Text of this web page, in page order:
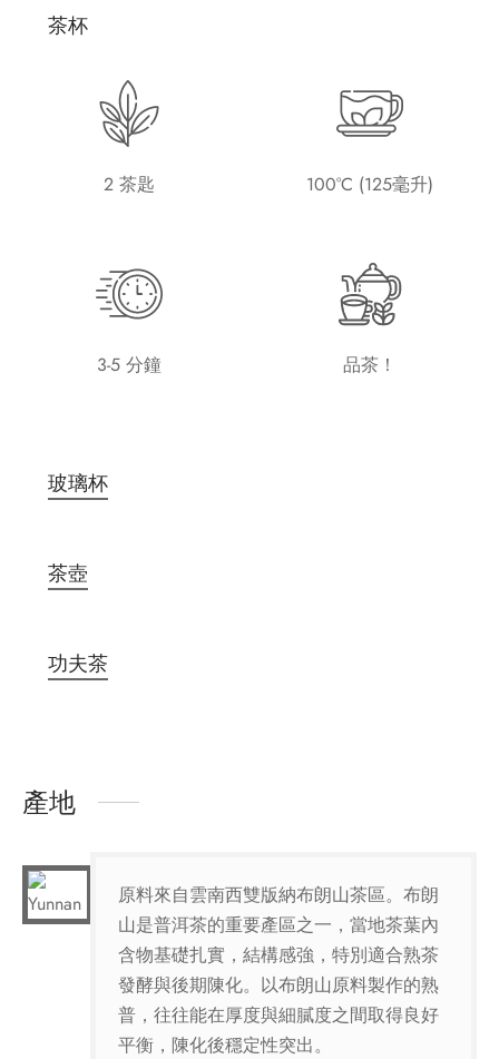
茶杯
2 茶匙 100°C (125毫升)
3-5 分鐘 品茶！
玻璃杯
茶壺
功夫茶
產地
原料來自雲南西雙版納布朗山茶區。布朗
山是普洱茶的重要產區之一，當地茶葉內
含物基礎扎實，結構感強，特別適合熟茶
發酵與後期陳化。以布朗山原料製作的熟
普，往往能在厚度與細膩度之間取得良好
平衡，陳化後穩定性突出。